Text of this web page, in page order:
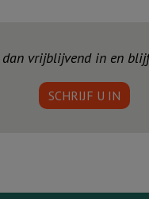
vrijblijvend in en
SCHRIJF U IN